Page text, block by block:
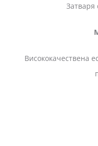
Затваря
Висококачествена